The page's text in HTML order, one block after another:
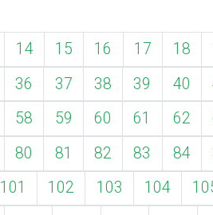
14 15 16 17 18
36 37 38 39 40
58 59 60 61 62
80 81 82 83 84
101 102 103 104